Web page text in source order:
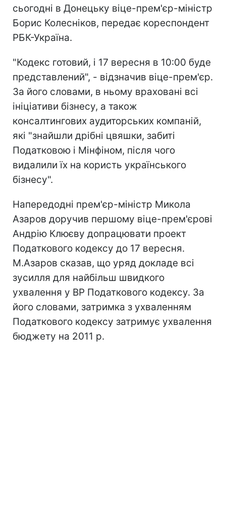
сьогодні в Донецьку віце-прем'єр-міністр
Борис Колесніков, передає кореспондент
РБК-Україна.
"Кодекс готовий, і 17 вересня в 10:00 буде
представлений", - відзначив віце-прем'єр.
За його словами, в ньому враховані всі
ініціативи бізнесу, а також
консалтингових аудиторських компаній,
які "знайшли дрібні цвяшки, забиті
Податковою і Мінфіном, після чого
видалили їх на користь українського
бізнесу".
Напередодні прем'єр-міністр Микола
Азаров доручив першому віце-прем'єрові
Андрію Клюєву допрацювати проект
Податкового кодексу до 17 вересня.
М.Азаров сказав, що уряд докладе всі
зусилля для найбільш швидкого
ухвалення у ВР Податкового кодексу. За
його словами, затримка з ухваленням
Податкового кодексу затримує ухвалення
бюджету на 2011 р.